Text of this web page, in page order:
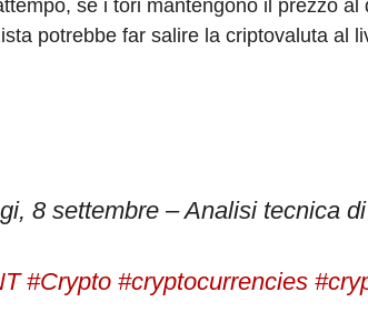
se i tori mantengono il prezzo
potrebbe far salire la criptovaluta al
8 settembre – Analisi tecnica
#Crypto #cryptocurrencies